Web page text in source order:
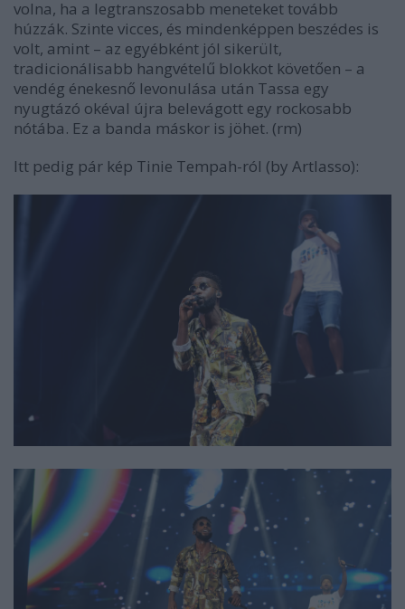
volna, ha a legtranszosabb meneteket tovább
húzzák. Szinte vicces, és mindenképpen beszédes is
volt, amint – az egyébként jól sikerült,
tradicionálisabb hangvételű blokkot követően – a
vendég énekesnő levonulása után Tassa egy
nyugtázó okéval újra belevágott egy rockosabb
nótába. Ez a banda máskor is jöhet. (rm)
Itt pedig pár kép Tinie Tempah-ról (by Artlasso):